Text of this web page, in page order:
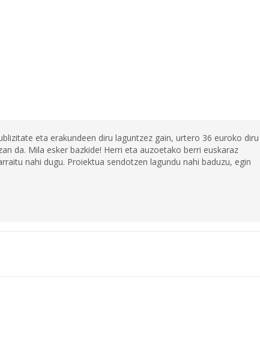
eta erakundeen diru laguntzez gain, urtero 36 euroko diru
da. Mila esker bazkide! Herri eta auzoetako berri euskaraz
nahi dugu. Proiektua sendotzen lagundu nahi baduzu, egin